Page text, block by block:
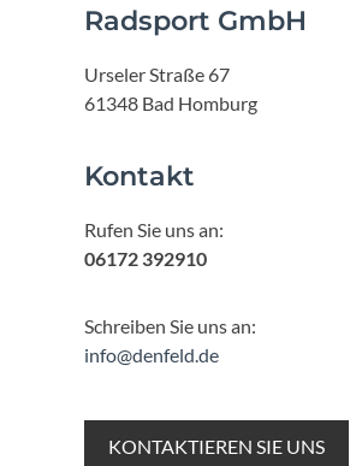
Radsport GmbH
Urseler Straße 67
61348 Bad Homburg
Kontakt
Rufen Sie uns an:
06172 392910
Schreiben Sie uns an:
info@denfeld.de
KONTAKTIEREN SIE UNS